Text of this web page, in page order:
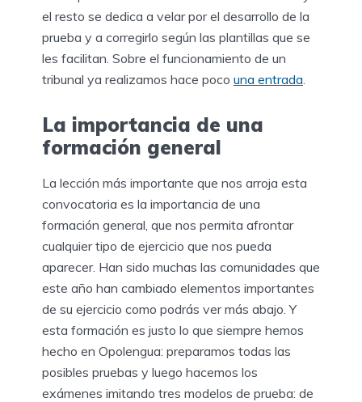
el resto se dedica a velar por el desarrollo de la
prueba y a corregirlo según las plantillas que se
les facilitan. Sobre el funcionamiento de un
tribunal ya realizamos hace poco una entrada.
La importancia de una
formación general
La lección más importante que nos arroja esta
convocatoria es la importancia de una
formación general, que nos permita afrontar
cualquier tipo de ejercicio que nos pueda
aparecer. Han sido muchas las comunidades que
este año han cambiado elementos importantes
de su ejercicio como podrás ver más abajo. Y
esta formación es justo lo que siempre hemos
hecho en Opolengua: preparamos todas las
posibles pruebas y luego hacemos los
exámenes imitando tres modelos de prueba: de